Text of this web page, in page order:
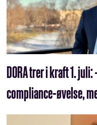
DORA trer i kraft 1.
compliance-øvelse,